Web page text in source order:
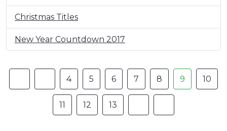
Christmas Titles
New Year Countdown 2017
4 5 6 7 8 9 10
11 12 13